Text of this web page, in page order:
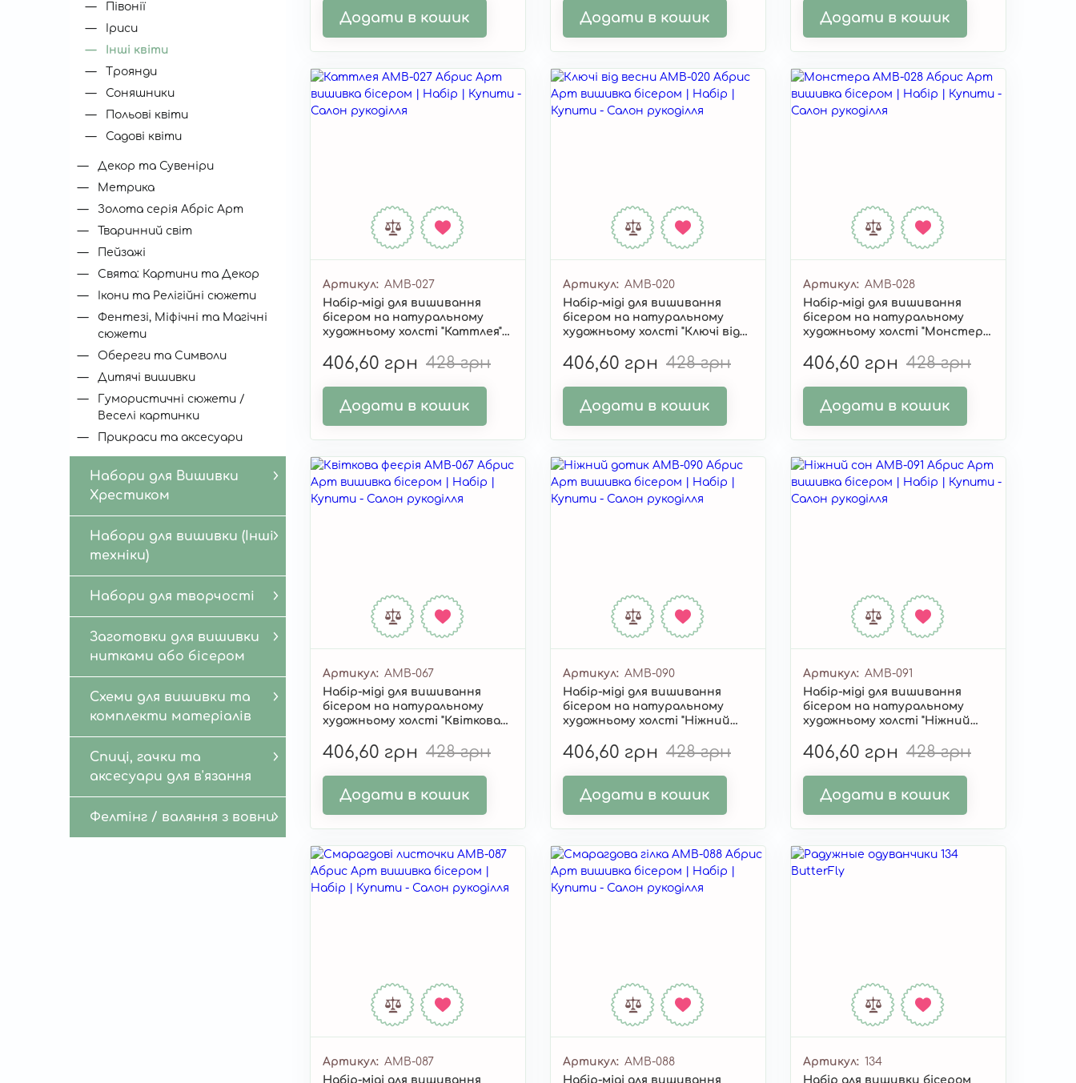
Додати в кошик Додати в кошик Додати в кошик
Артикул
AMB-027
Набір-міді для вишивання
бісером на натуральному
художньому холсті "Каттлея"
406,60 грн 428 грн
Додати в кошик
Артикул
AMB-020
Набір-міді для вишивання
бісером на натуральному
художньому холсті "Ключі від
406,60 грн 428 грн
Додати в кошик
Артикул
AMB-028
Набір-міді для вишивання
бісером на натуральному
художньому холсті "Монстера"
406,60 грн 428 грн
Додати в кошик
Артикул
AMB-067
Набір-міді для вишивання
бісером на натуральному
художньому холсті "Квіткова
406,60 грн 428 грн
Додати в кошик
Артикул
AMB-090
Набір-міді для вишивання
бісером на натуральному
художньому холсті "Ніжний
406,60 грн 428 грн
Додати в кошик
Артикул
AMB-091
Набір-міді для вишивання
бісером на натуральному
художньому холсті "Ніжний
406,60 грн 428 грн
Додати в кошик
Артикул
AMB-087
Набір-міді для вишивання
Артикул
AMB-088
Набір-міді для вишивання
Артикул
134
Набір для вишивки бісером
Півонії
Іриси
Інші квіти
Троянди
Соняшники
Польові квіти
Садові квіти
Декор та Сувеніри
Метрика
Золота серія Абріс Арт
Тваринний світ
Пейзажі
Свята: Картини та Декор
Ікони та Релігійні сюжети
Фентезі, Міфічні та Магічні
сюжети
Обереги та Символи
Дитячі вишивки
Гумористичні сюжети /
Веселі картинки
Прикраси та аксесуари
Набори для Вишивки
Хрестиком
Набори для вишивки (Інші
техніки)
Набори для творчості
Заготовки для вишивки
нитками або бісером
Схеми для вишивки та
комплекти матеріалів
Спиці, гачки та
аксесуари для в'язання
Фелтінг / валяння з вовни